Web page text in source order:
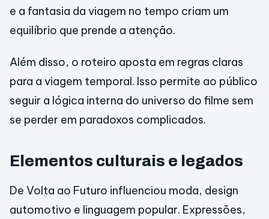
e a fantasia da viagem no tempo criam um
equilíbrio que prende a atenção.
Além disso, o roteiro aposta em regras claras
para a viagem temporal. Isso permite ao público
seguir a lógica interna do universo do filme sem
se perder em paradoxos complicados.
Elementos culturais e legados
De Volta ao Futuro influenciou moda, design
automotivo e linguagem popular. Expressões,